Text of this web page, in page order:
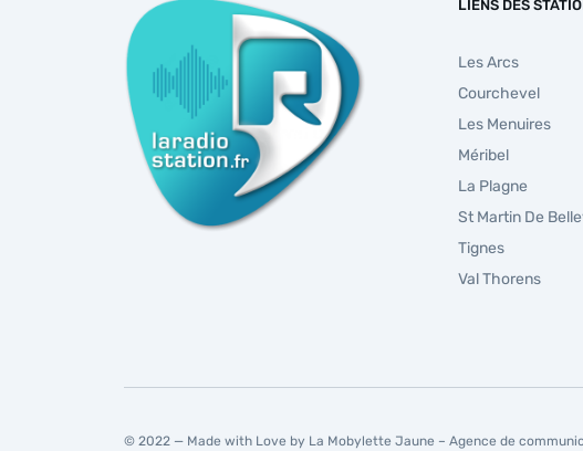
LIENS DES
Les Arcs
Courchevel
Les Menuires
Méribel
La Plagne
St Martin De
Tignes
Val Thorens
© 2022 — Made with Love by La Mobylette Jaune – Agence de